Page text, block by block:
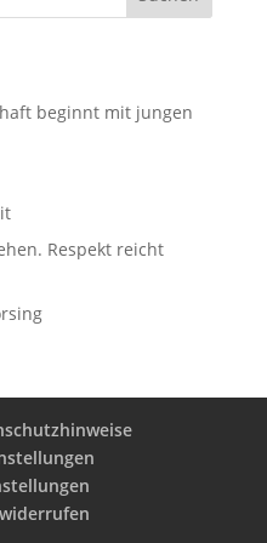
beginnt mit jungen
Respekt reicht